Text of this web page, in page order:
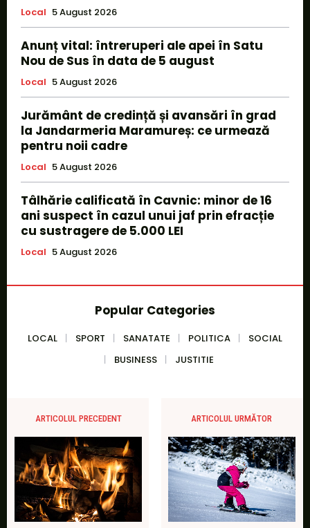
Local 5 August 2026
Anunț vital: întreruperi ale apei în Satu
Nou de Sus în data de 5 august
Local 5 August 2026
Jurământ de credință și avansări în grad
la Jandarmeria Maramureș: ce urmează
pentru noii cadre
Local 5 August 2026
Tâlhărie calificată în Cavnic: minor de 16
ani suspect în cazul unui jaf prin efracție
cu sustragere de 5.000 LEI
Local 5 August 2026
Popular Categories
LOCAL SPORT SANATATE POLITICA
SOCIAL
BUSINESS
JUSTITIE
ARTICOLUL PRECEDENT ARTICOLUL URMĂTOR